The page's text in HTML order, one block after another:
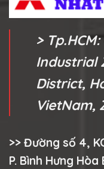
>
Industrial
District,
VietNam,
>> Đường số 4,
P. Bình Hưng Hòa